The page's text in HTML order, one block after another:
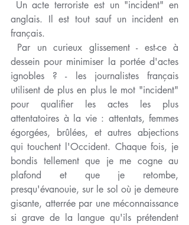
anglais. Il est tout sauf un incident en
français.
dessein pour minimiser la portée d'actes
ignobles ? - les journalistes français
utilisent de plus en plus le mot "incident"
pour qualifier les actes les plus
attentatoires à la vie : attentats, femmes
égorgées, brûlées, et autres abjections
qui touchent l'Occident. Chaque fois, je
bondis tellement que je me cogne au
plafond et que je retombe,
presqu'évanouie, sur le sol où je demeure
gisante, atterrée par une méconnaissance
si grave de la langue qu'ils prétendent